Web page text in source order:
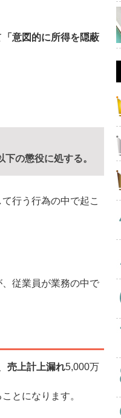
「意図的に所得を隠蔽
の懲役に処する。
行う行為の中で起こ
従業員が業務の中で
売上計上漏れ5,000万
とになります。